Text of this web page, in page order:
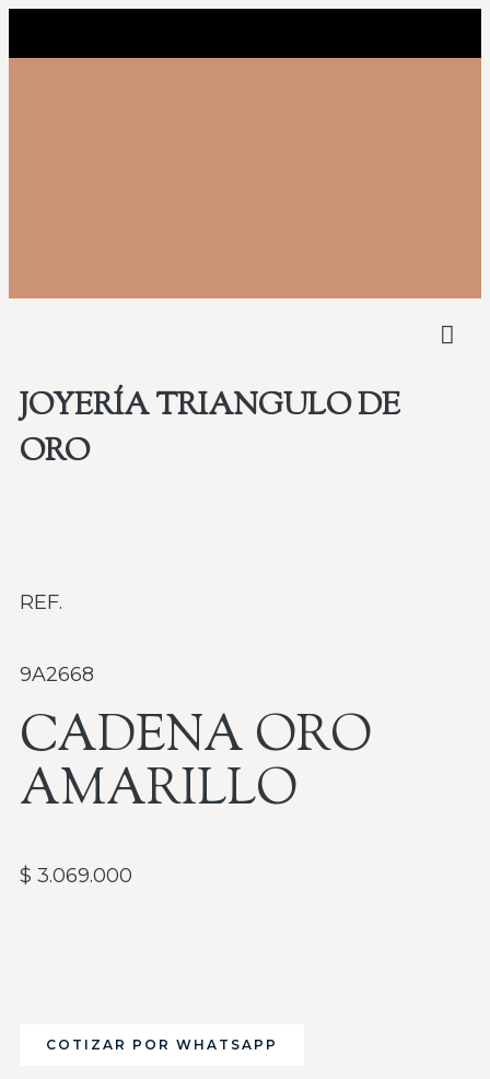
JOYERÍA TRIANGULO DE
ORO
REF.
9A2668
CADENA ORO
AMARILLO
$ 3.069.000
COTIZAR POR WHATSAPP